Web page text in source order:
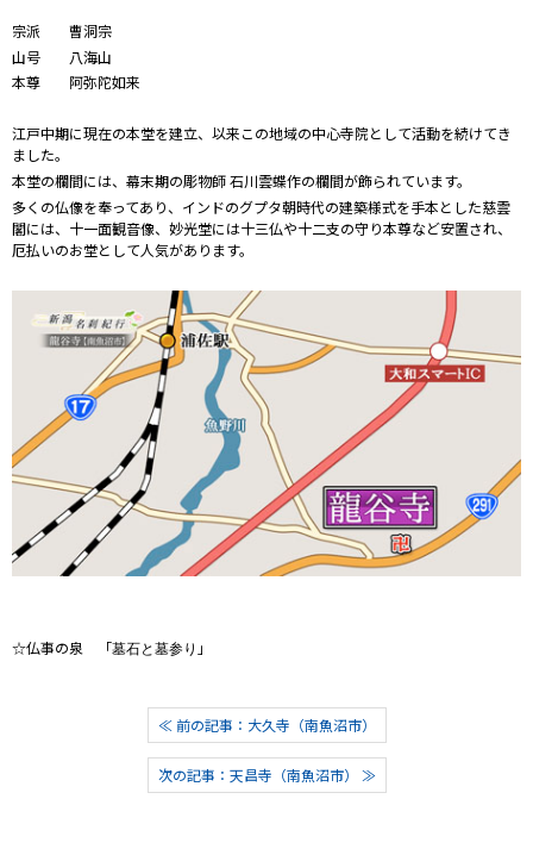
会社概要・ビジョン
宗派 曹洞宗
山号 八海山
本尊 阿弥陀如来
江戸中期に現在の本堂を建立、以来この地域の中心寺院として活動を続けてき
ました。
本堂の欄間には、幕末期の彫物師 石川雲蝶作の欄間が飾られています。
多くの仏像を奉ってあり、インドのグプタ朝時代の建築様式を手本とした慈雲
閣には、十一面観音像、妙光堂には十三仏や十二支の守り本尊など安置され、
厄払いのお堂として人気があります。
☆仏事の泉 「墓石と墓参り 」
≪ 前の記事：大久寺（南魚沼市）
次の記事：天昌寺（南魚沼市） ≫